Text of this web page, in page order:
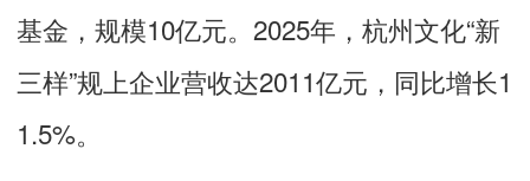
基金，规模10亿元。2025年，杭州文化“新
三样”规上企业营收达2011亿元，同比增长1
1.5%。